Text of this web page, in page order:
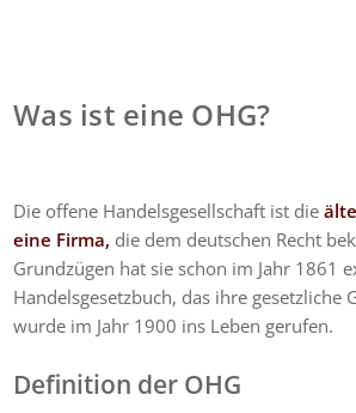
Was ist eine OHG?
Die offene Handelsgesellschaft ist die
eine Firma, die dem deutschen Recht
Grundzügen hat sie schon im Jahr 1861
Handelsgesetzbuch, das ihre gesetzliche
wurde im Jahr 1900 ins Leben gerufen.
Definition der OHG